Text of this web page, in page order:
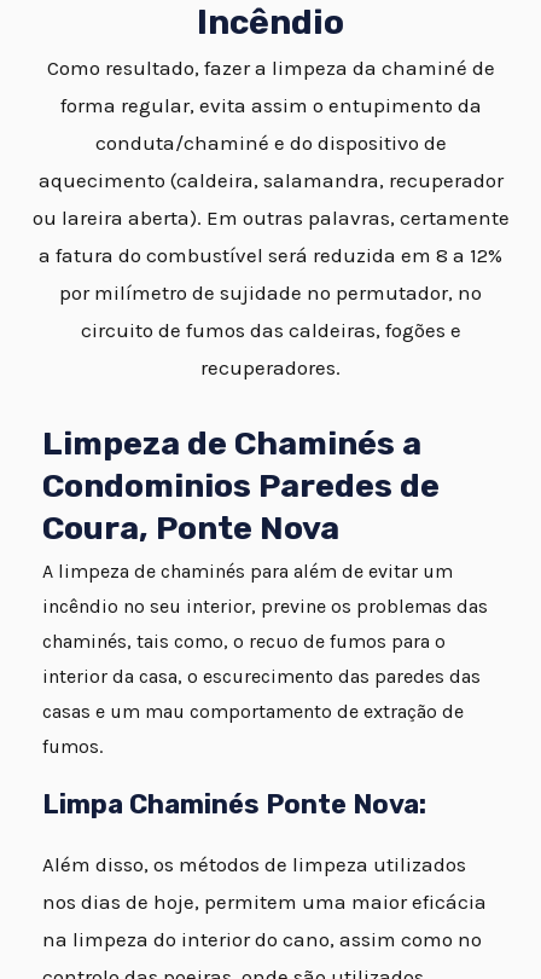
Incêndio
Como resultado, fazer a limpeza da chaminé de
forma regular, evita assim o entupimento da
conduta/chaminé e do dispositivo de
aquecimento (caldeira, salamandra, recuperador
ou lareira aberta). Em outras palavras, certamente
a fatura do combustível será reduzida em 8 a 12%
por milímetro de sujidade no permutador, no
circuito de fumos das caldeiras, fogões e
recuperadores.
Limpeza de Chaminés a
Condominios Paredes de
Coura, Ponte Nova
A limpeza de chaminés para além de evitar um
incêndio no seu interior, previne os problemas das
chaminés, tais como, o recuo de fumos para o
interior da casa, o escurecimento das paredes das
casas e um mau comportamento de extração de
fumos.
Limpa Chaminés Ponte Nova:
Além disso, os métodos de limpeza utilizados
nos dias de hoje, permitem uma maior eficácia
na limpeza do interior do cano, assim como no